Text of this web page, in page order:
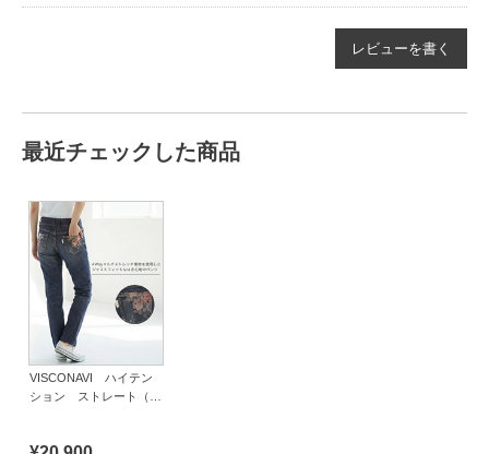
レビューを書く
最近チェックした商品
VISCONAVI ハイテン
ション ストレート（股